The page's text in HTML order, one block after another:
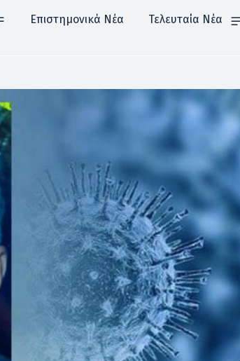
Επιστημονικά Νέα Τελευταία Νέα